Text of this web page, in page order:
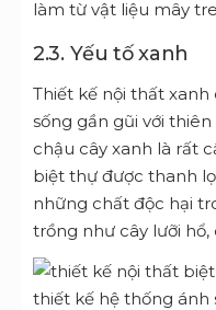
làm từ vật liệu mây
2.3. Yếu tố xanh
Thiết kế nội thất
sống gần gũi với
chậu cây xanh là rất
biệt thự được thanh
những chất độc hại
trồng như cây lưỡi